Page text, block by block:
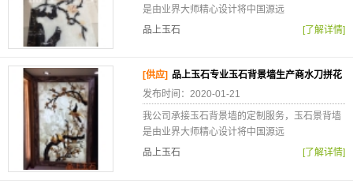
是由业界大师精心设计将中国源远
品上玉石
[了解详情]
[供应] 品上玉石专业玉石背景墙生产商水刀拼花
发布时间：2020-01-21
我公司承接玉石背景墙的定制服务，玉石景背墙
是由业界大师精心设计将中国源远
品上玉石
[了解详情]